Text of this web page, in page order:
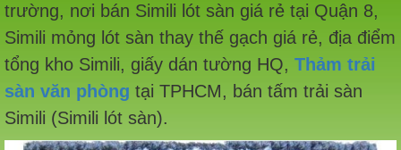
trường, nơi bán Simili lót sàn giá rẻ tại Quận 8,
Simili mỏng lót sàn thay thế gạch giá rẻ, địa điểm
tổng kho Simili, giấy dán tường HQ, Thảm trải
sàn văn phòng tại TPHCM, bán tấm trải sàn
Simili (Simili lót sàn).